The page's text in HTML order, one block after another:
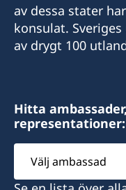
Sveriges
Sri Lanka
Öppetider:
måndag-fredag
av dessa stater
konsulat.
av drygt 100
Hitta
representationer:
Välj
ambassad